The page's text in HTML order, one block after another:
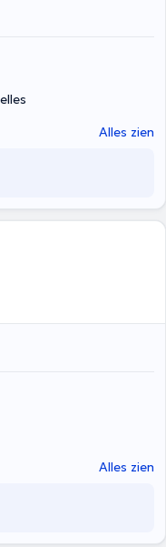
Alles zien
Alles zien